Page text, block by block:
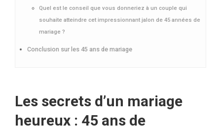
Quel est le conseil que vous donneriez à un couple qui
souhaite atteindre cet impressionnant jalon de 45 années de
mariage ?
Conclusion sur les 45 ans de mariage
Les secrets d’un mariage
heureux : 45 ans de